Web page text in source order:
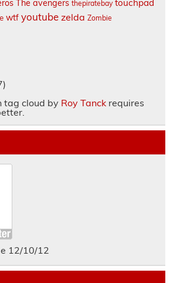
The avengers thepiratebay touchpad
wtf youtube zelda Zombie
tag cloud by Roy Tanckrequires
12/10/12